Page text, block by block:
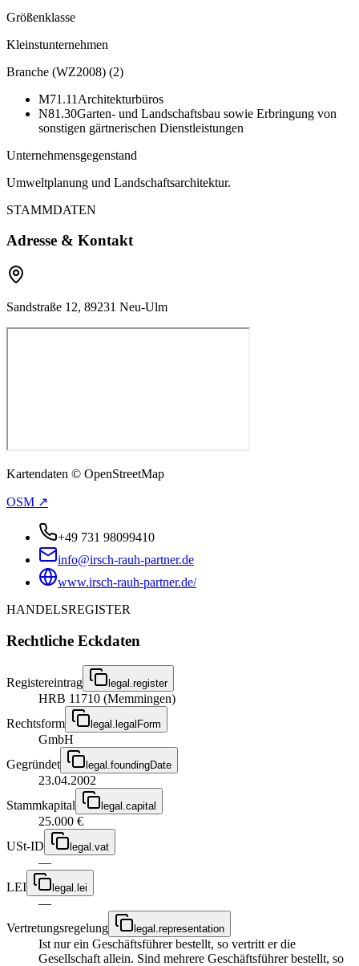
Größenklasse
Kleinstunternehmen
Branche (WZ2008) (2)
M71.11 Architekturbüros
N81.30Garten- und Landschaftsbau sowie Erbringung von
sonstigen gärtnerischen Dienstleistungen
Unternehmensgegenstand
Umweltplanung und Landschaftsarchitektur.
STAMMDATEN
Adresse & Kontakt
Sandstraße 12, 89231 Neu-Ulm
Kartendaten © OpenStreetMap
OSM ↗
+49 731 98099410
info@irsch-rauh-partner.de
www.irsch-rauh-partner.de/
HANDELSREGISTER
Rechtliche Eckdaten
Registereintrag legal.register
HRB 11710 (Memmingen)
Rechtsform
legal.legalForm
GmbH
Gegründet
legal.foundingDate
23.04.2002
Stammkapital
legal.capital
25.000 €
USt-ID
legal.vat
—
LEI
legal.lei
—
Vertretungsregelung
legal.representation
Ist nur ein Geschäftsführer bestellt, so vertritt er die
Gesellschaft allein. Sind mehrere Geschäftsführer bestellt, so